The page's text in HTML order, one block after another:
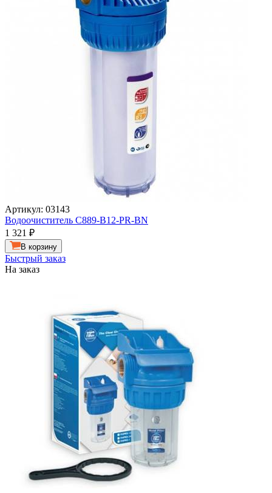
Артикул: 03143
Водоочиститель С889-B12-PR-BN
1 321 ₽
В корзину
Быстрый заказ
На заказ